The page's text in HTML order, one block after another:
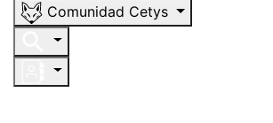
Comunidad Cetys